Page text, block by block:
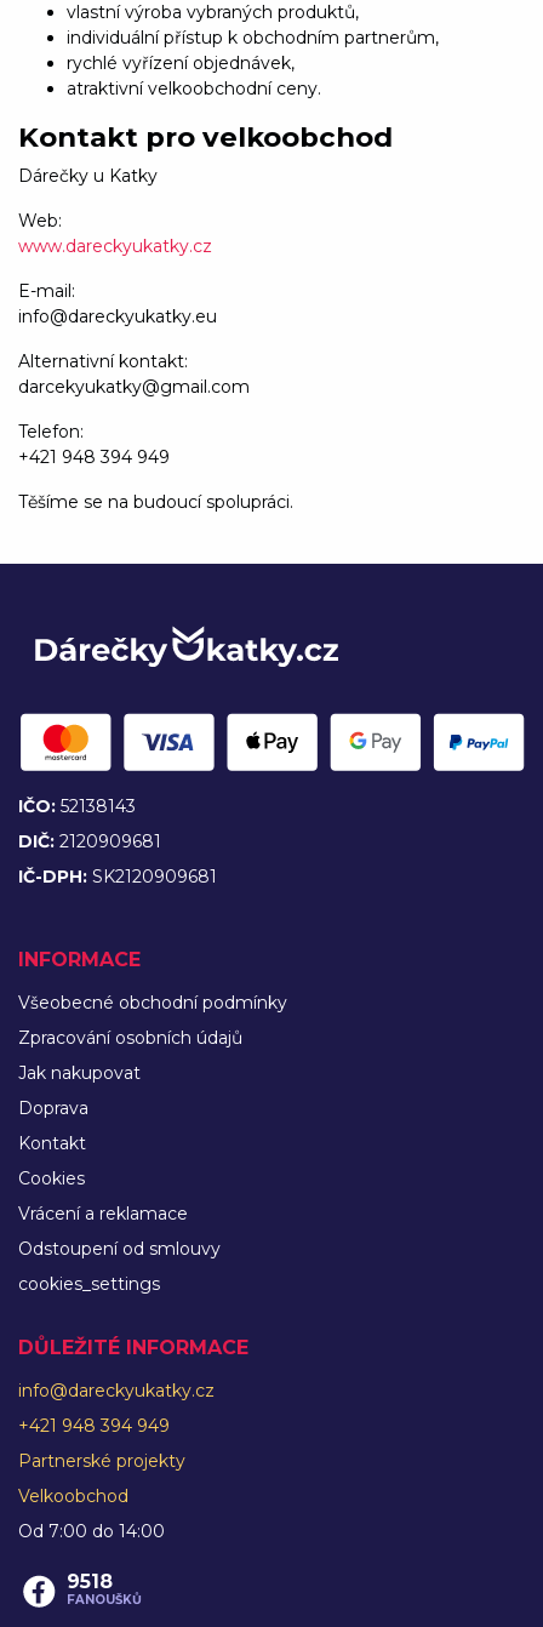
vlastní výroba vybraných produktů,
individuální přístup k obchodním partnerům,
rychlé vyřízení objednávek,
atraktivní velkoobchodní ceny.
Kontakt pro velkoobchod
Dárečky u Katky
Web:
www.dareckyukatky.cz
E-mail:
info@dareckyukatky.eu
Alternativní kontakt:
darcekyukatky@gmail.com
Telefon:
+421 948 394 949
Těšíme se na budoucí spolupráci.
IČO: 52138143
DIČ: 2120909681
IČ-DPH: SK2120909681
INFORMACE
Všeobecné obchodní podmínky
Zpracování osobních údajů
Jak nakupovat
Doprava
Kontakt
Cookies
Vrácení a reklamace
Odstoupení od smlouvy
cookies_settings
DŮLEŽITÉ INFORMACE
info@dareckyukatky.cz
+421 948 394 949
Partnerské projekty
Velkoobchod
Od 7:00 do 14:00
9518
FANOUŠKŮ